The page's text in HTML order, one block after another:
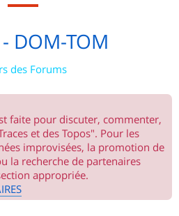
DOM-TOM
des Forums
faite pour discuter, commenter,
et des Topos". Pour les
improvisées, la promotion de
la recherche de partenaires
appropriée.